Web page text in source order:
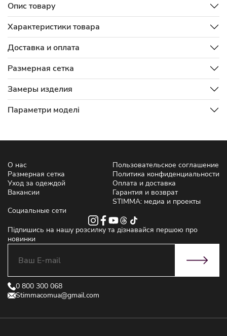
Опис товару
Характеристики товара
Доставка и оплата
Размерная сетка
Замеры изделия
Параметри моделі
О нас
Размерная сетка
Уход за одеждой
Вакансии
Пользовательское соглашение
Политика конфиденциальности
Оплата и доставка
Гарантия и возврат
STIMMA: медиа и проекты
Социальные сети
Підпишись на нашу розсилку та дізнавайся першою про
новинки
0 800 300 068
Stimmacomua@gmail.com